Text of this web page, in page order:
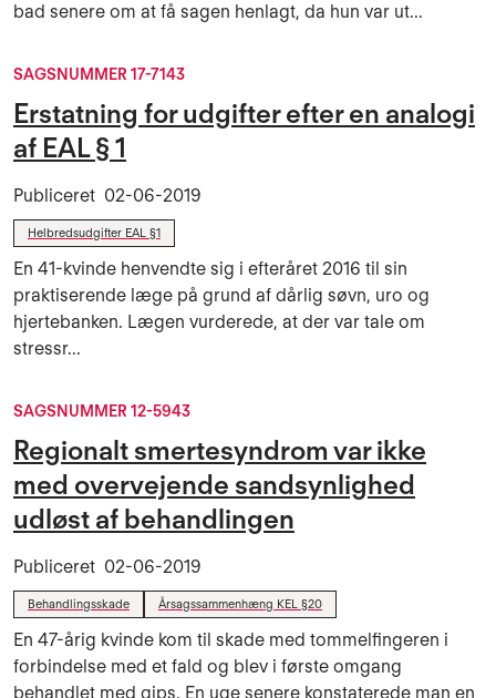
bad senere om at få sagen henlagt, da hun var ut...
SAGSNUMMER 17-7143
Erstatning for udgifter efter en analogi
af EAL § 1
Publiceret 02-06-2019
Helbredsudgifter EAL §1
En 41-kvinde henvendte sig i efteråret 2016 til sin
praktiserende læge på grund af dårlig søvn, uro og
hjertebanken. Lægen vurderede, at der var tale om
stressr...
SAGSNUMMER 12-5943
Regionalt smertesyndrom var ikke
med overvejende sandsynlighed
udløst af behandlingen
Publiceret 02-06-2019
Behandlingsskade Årsagssammenhæng KEL §20
En 47-årig kvinde kom til skade med tommelfingeren i
forbindelse med et fald og blev i første omgang
behandlet med gips. En uge senere konstaterede man en